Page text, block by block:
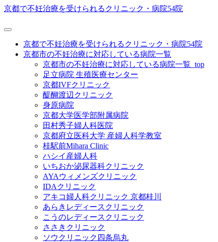
京都で不妊治療を受けられるクリニック・病院54院
京都で不妊治療を受けられるクリニック・病院54院
京都市の不妊治療に対応している病院一覧
京都市の不妊治療に対応している病院一覧_top
足立病院 生殖医療センター
京都IVFクリニック
醍醐渡辺クリニック
身原病院
京都大学医学部附属病院
田村秀子婦人科医院
京都府立医科大学 産婦人科学教室
桂駅前Mihara Clinic
ハシイ産婦人科
いちおか泌尿器科クリニック
AYAウィメンズクリニック
IDAクリニック
アキコ婦人科クリニック 京都桂川
あらきレディースクリニック
こうのレディースクリニック
ささきクリニック
ソウクリニック四条烏丸